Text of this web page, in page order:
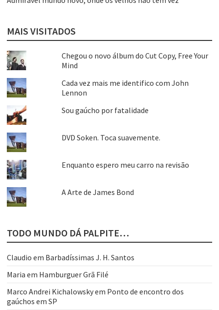
MAIS VISITADOS
Chegou o novo álbum do Cut Copy, Free Your
Mind
Cada vez mais me identifico com John
Lennon
Sou gaúcho por fatalidade
DVD Soken. Toca suavemente.
Enquanto espero meu carro na revisão
A Arte de James Bond
TODO MUNDO DÁ PALPITE…
Claudio em Barbadíssimas J. H. Santos
Maria em Hamburguer Grã Filé
Marco Andrei Kichalowskyem Ponto de encontro dos
gaúchos em SP